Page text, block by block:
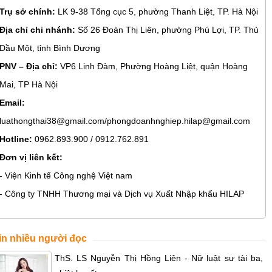
Trụ sở chính: LK 9-38 Tổng cục 5, phường Thanh Liệt, TP. Hà Nội
Địa chỉ chi nhánh: Số 26 Đoàn Thị Liên, phường Phú Lợi, TP. Thủ
Dầu Một, tỉnh Bình Dương
PNV – Địa chỉ: VP6 Linh Đàm, Phường Hoàng Liệt, quận Hoàng
Mai, TP Hà Nội
Email:
luathongthai38@gmail.com/phongdoanhnghiep.hilap@gmail.com
Hotline: 0962.893.900 / 0912.762.891
Đơn vị liên kết:
- Viện Kinh tế Công nghệ Việt nam
- Công ty TNHH Thương mại và Dịch vụ Xuất Nhập khẩu HILAP
nhiều người đọc
ThS. LS Nguyễn Thị Hồng Liên - Nữ luật sư tài ba,